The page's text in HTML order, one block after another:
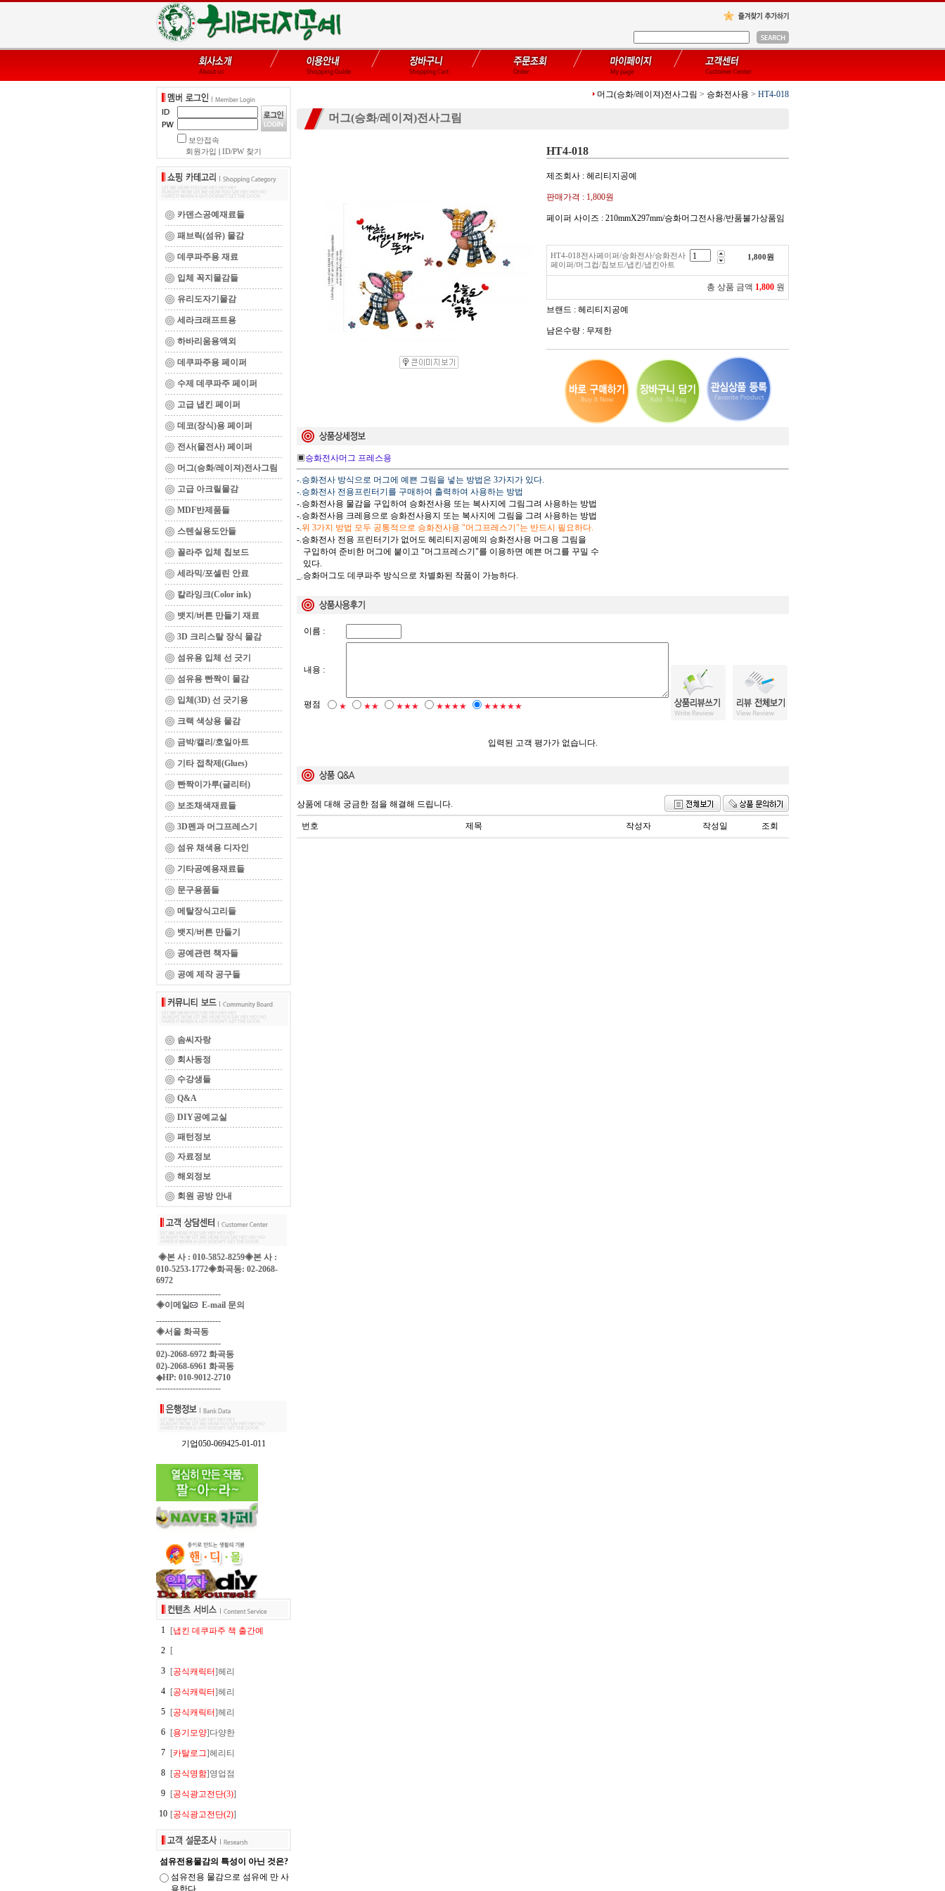
보안접속
회원가입
ID/PW 찾기
카덴스공예재료들
패브릭(섬유) 물감
데쿠파주용 재료
입체 꼭지물감들
유리도자기물감
세라크래프트용
하바리움용액외
데쿠파주용 페이퍼
수제 데쿠파주 페이퍼
고급 냅킨 페이퍼
데코(장식)용 페이퍼
전사(물전사) 페이퍼
머그(승화/레이져)전사그림
고급 아크릴물감
MDF반제품들
스텐실용도안들
꼴라주 입체 칩보드
세라믹/포셀린 안료
칼라잉크(Color ink)
뱃지/버튼 만들기 재료
3D 크리스탈 장식 물감
섬유용 입체 선 긋기
섬유용 빤짝이 물감
입체(3D) 선 긋기용
크랙 색상용 물감
금박/캘리/호일아트
기타 접착제(Glues)
빤짝이가루(글리터)
보조채색재료들
3D펜과 머그프레스기
섬유 채색용 디자인
기타공예용재료들
문구용품들
메탈장식고리들
뱃지/버튼 만들기
공예관련 책자들
공예 제작 공구들
솜씨자랑
회사동정
수강생들
Q&A
DIY공예교실
패턴정보
자료정보
해외정보
회원 공방 안내
◈본 사 : 010-5852-8259◈본 사 :
010-5253-1772◈화곡동: 02-2068-
6972
-----------------------
◈이메일
E-mail 문의
-----------------------
◈서울 화곡동
-----------------------
02)-2068-6972 화곡동
02)-2068-6961 화곡동
◈HP: 010-9012-2710
-----------------------
기업050-069425-01-011
1 [냅킨 데쿠파주 책 출간예
2
[
3 [공식캐릭터]헤리
4
[공식캐릭터]헤리
5
[공식캐릭터]헤리
6
[용기모양]다양한
7
[카탈로그]헤리티
8
[공식명함]영업점
9
[공식광고전단(3)]
10 [공식광고전단(2)]
섬유전용물감의 특성이 아닌 것은?
섬유전용 물감으로 섬유에 만 사
용한다.
머그(승화/레이져)전사그림 > 승화전사용 > HT4-018
머그(승화/레이져)전사그림
HT4-018
제조회사 : 헤리티지공예
판매가격 : 1,800원
페이퍼 사이즈 : 210mmX297mm/승화머그전사용/반품불가상품임
HT4-018전사페이퍼/승화전사/승화전사
페이퍼/머그컵/칩보드/냅킨/냅킨아트
1,800원
총 상품 금액 1,800 원
브랜드 : 헤리티지공예
남은수량 : 무제한
▣ 승화전사머그 프레스용
-.승화전사 방식으로 머그에 예쁜 그림을 넣는 방법은 3가지가 있다.
-.승화전사 전용프린터기를 구매하여 출력하여 사용하는 방법
-.승화전사용 물감을 구입하여 승화전사용 또는 복사지에 그림그려 사용하는 방법
-.승화전사용 크레용으로 승화전사용지 또는 복사지에 그림을 그려 사용하는 방법
-.위 3가지 방법 모두 공통적으로 승화전사용 "머그프레스기"는 반드시 필요하다.
-.승화전사 전용 프린터기가 없어도 헤리티지공예의 승화전사용 머그용 그림을
구입하여 준비한 머그에 붙이고 "머그프레스기"를 이용하면 예쁜 머그를 꾸밀 수
있다.
_.승화머그도 데쿠파주 방식으로 차별화된 작품이 가능하다.
이름 :
내용 :
평점 ★ ★★ ★★★ ★★★★ ★★★★★
입력된 고객 평가가 없습니다.
상품에 대해 궁금한 점을 해결해 드립니다.
번호 제목 작성자 작성일 조회